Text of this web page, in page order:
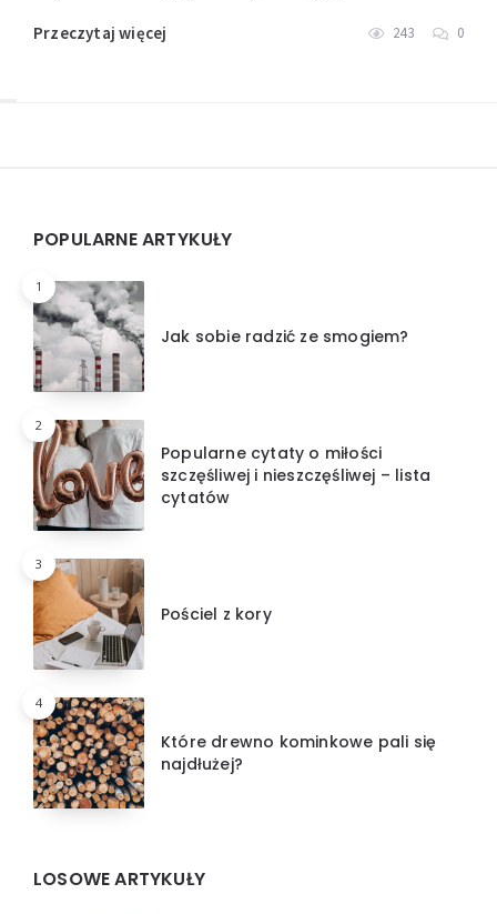
Przeczytaj więcej 243 0
POPULARNE ARTYKUŁY
1
Jak sobie radzić ze smogiem?
2
Popularne cytaty o miłości
szczęśliwej i nieszczęśliwej – lista
cytatów
3
Pościel z kory
4
Które drewno kominkowe pali się
najdłużej?
LOSOWE ARTYKUŁY